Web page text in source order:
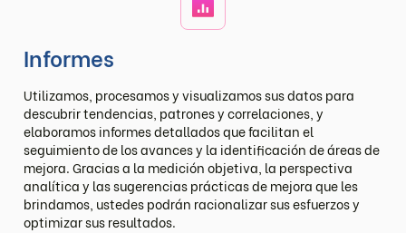
Informes
Utilizamos, procesamos y visualizamos sus datos para
descubrir tendencias, patrones y correlaciones, y
elaboramos informes detallados que facilitan el
seguimiento de los avances y la identificación de áreas de
mejora. Gracias a la medición objetiva, la perspectiva
analítica y las sugerencias prácticas de mejora que les
brindamos, ustedes podrán racionalizar sus esfuerzos y
optimizar sus resultados.